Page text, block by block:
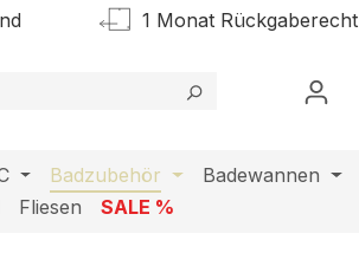
1 Monat Rückgaberecht
Badzubehör Badewannen
Fliesen
SALE %